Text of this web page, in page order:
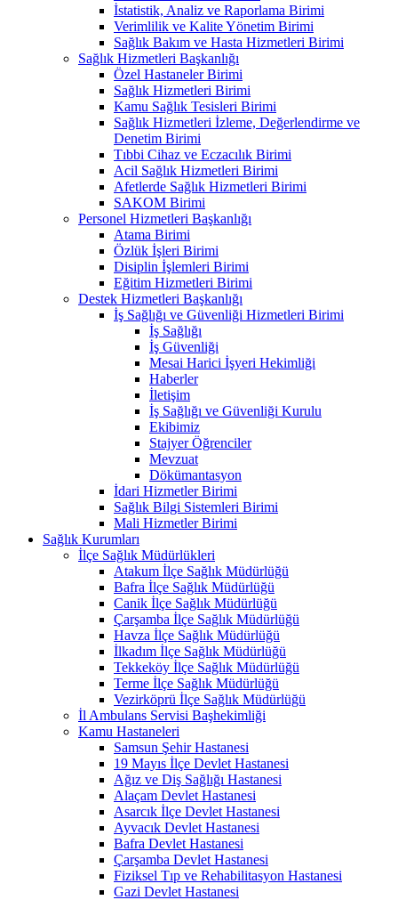
İstatistik, Analiz ve Raporlama Birimi
Verimlilik ve Kalite Yönetim Birimi
Sağlık Bakım ve Hasta Hizmetleri Birimi
Sağlık Hizmetleri Başkanlığı
Özel Hastaneler Birimi
Sağlık Hizmetleri Birimi
Kamu Sağlık Tesisleri Birimi
Sağlık Hizmetleri İzleme, Değerlendirme ve
Denetim Birimi
Tıbbi Cihaz ve Eczacılık Birimi
Acil Sağlık Hizmetleri Birimi
Afetlerde Sağlık Hizmetleri Birimi
SAKOM Birimi
Personel Hizmetleri Başkanlığı
Atama Birimi
Özlük İşleri Birimi
Disiplin İşlemleri Birimi
Eğitim Hizmetleri Birimi
Destek Hizmetleri Başkanlığı
İş Sağlığı ve Güvenliği Hizmetleri Birimi
İş Sağlığı
İş Güvenliği
Mesai Harici İşyeri Hekimliği
Haberler
İletişim
İş Sağlığı ve Güvenliği Kurulu
Ekibimiz
Stajyer Öğrenciler
Mevzuat
Dökümantasyon
İdari Hizmetler Birimi
Sağlık Bilgi Sistemleri Birimi
Mali Hizmetler Birimi
Sağlık Kurumları
İlçe Sağlık Müdürlükleri
Atakum İlçe Sağlık Müdürlüğü
Bafra İlçe Sağlık Müdürlüğü
Canik İlçe Sağlık Müdürlüğü
Çarşamba İlçe Sağlık Müdürlüğü
Havza İlçe Sağlık Müdürlüğü
İlkadım İlçe Sağlık Müdürlüğü
Tekkeköy İlçe Sağlık Müdürlüğü
Terme İlçe Sağlık Müdürlüğü
Vezirköprü İlçe Sağlık Müdürlüğü
İl Ambulans Servisi Başhekimliği
Kamu Hastaneleri
Samsun Şehir Hastanesi
19 Mayıs İlçe Devlet Hastanesi
Ağız ve Diş Sağlığı Hastanesi
Alaçam Devlet Hastanesi
Asarcık İlçe Devlet Hastanesi
Ayvacık Devlet Hastanesi
Bafra Devlet Hastanesi
Çarşamba Devlet Hastanesi
Fiziksel Tıp ve Rehabilitasyon Hastanesi
Gazi Devlet Hastanesi